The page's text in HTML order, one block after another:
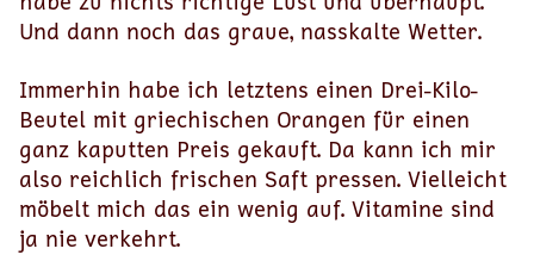
Und dann noch das graue, nasskalte Wetter.
Immerhin habe ich letztens einen Drei-Kilo-
Beutel mit griechischen Orangen für einen
ganz kaputten Preis gekauft. Da kann ich mir
also reichlich frischen Saft pressen. Vielleicht
möbelt mich das ein wenig auf. Vitamine sind
ja nie verkehrt.